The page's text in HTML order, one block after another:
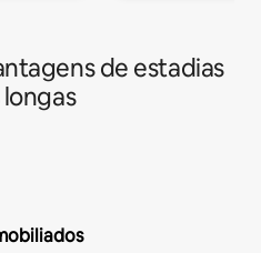
de estadias